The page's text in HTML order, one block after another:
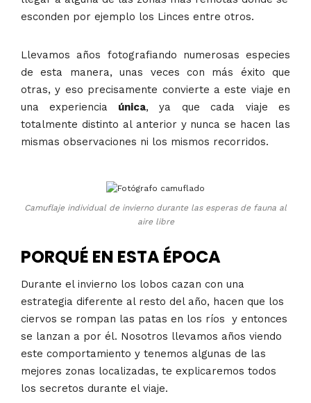
esconden por ejemplo los Linces entre otros.
Llevamos años fotografiando numerosas especies
de esta manera, unas veces con más éxito que
otras, y eso precisamente convierte a este viaje en
una experiencia única, ya que cada viaje es
totalmente distinto al anterior y nunca se hacen las
mismas observaciones ni los mismos recorridos.
Camuflaje individual de invierno durante las esperas de fauna al
aire libre
PORQUÉ EN ESTA ÉPOCA
Durante el invierno los lobos cazan con una
estrategia diferente al resto del año, hacen que los
ciervos se rompan las patas en los ríos y entonces
se lanzan a por él. Nosotros llevamos años viendo
este comportamiento y tenemos algunas de las
mejores zonas localizadas, te explicaremos todos
los secretos durante el viaje.